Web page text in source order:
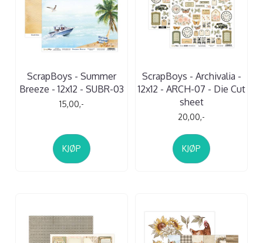
ScrapBoys - Summer
Breeze - 12x12 - SUBR-03
15,00,-
KJØP
ScrapBoys - Archivalia -
12x12 - ARCH-07 - Die Cut
sheet
20,00,-
KJØP